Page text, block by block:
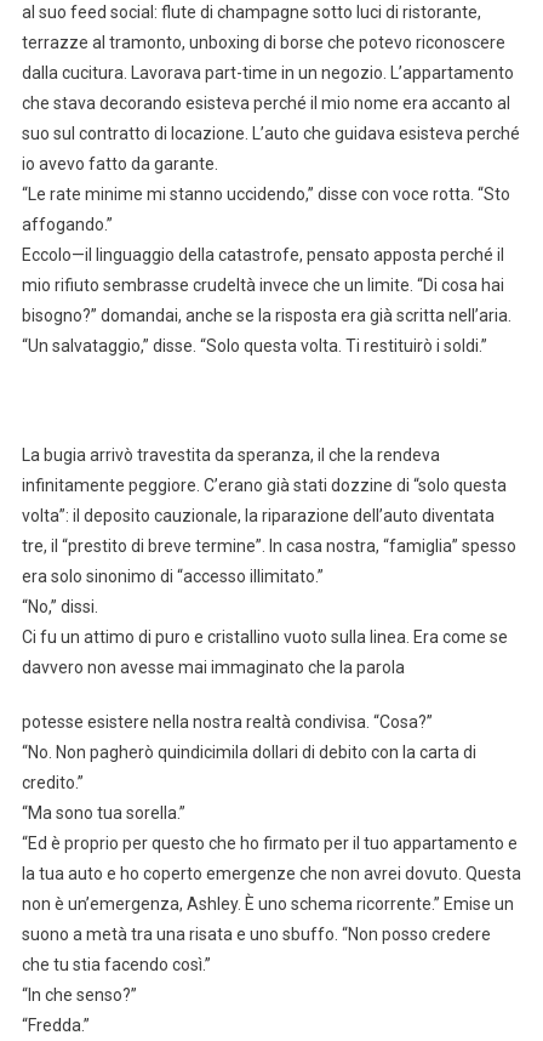
al suo feed social: flute di champagne sotto luci di ristorante,
terrazze al tramonto, unboxing di borse che potevo riconoscere
dalla cucitura. Lavorava part-time in un negozio. L’appartamento
che stava decorando esisteva perché il mio nome era accanto al
suo sul contratto di locazione. L’auto che guidava esisteva perché
io avevo fatto da garante.
“Le rate minime mi stanno uccidendo,” disse con voce rotta. “Sto
affogando.”
Eccolo—il linguaggio della catastrofe, pensato apposta perché il
mio rifiuto sembrasse crudeltà invece che un limite. “Di cosa hai
bisogno?” domandai, anche se la risposta era già scritta nell’aria.
“Un salvataggio,” disse. “Solo questa volta. Ti restituirò i soldi.”
La bugia arrivò travestita da speranza, il che la rendeva
infinitamente peggiore. C’erano già stati dozzine di “solo questa
volta”: il deposito cauzionale, la riparazione dell’auto diventata
tre, il “prestito di breve termine”. In casa nostra, “famiglia” spesso
era solo sinonimo di “accesso illimitato.”
“No,” dissi.
Ci fu un attimo di puro e cristallino vuoto sulla linea. Era come se
davvero non avesse mai immaginato che la parola
potesse esistere nella nostra realtà condivisa. “Cosa?”
“No. Non pagherò quindicimila dollari di debito con la carta di
credito.”
“Ma sono tua sorella.”
“Ed è proprio per questo che ho firmato per il tuo appartamento e
la tua auto e ho coperto emergenze che non avrei dovuto. Questa
non è un’emergenza, Ashley. È uno schema ricorrente.” Emise un
suono a metà tra una risata e uno sbuffo. “Non posso credere
che tu stia facendo così.”
“In che senso?”
“Fredda.”